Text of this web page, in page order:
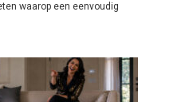
waarop een eenvoudig